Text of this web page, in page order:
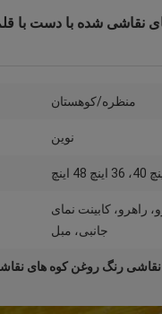
نقاشی شده با دست با
منظره/کوهستان
نوین
راهرو، کابینت نمای
جانبی، مبل
نقاشی رنگ روغن کوه های